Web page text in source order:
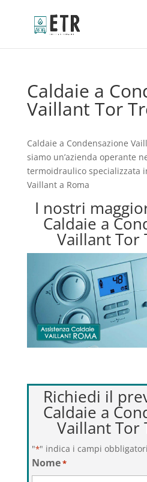
Caldaie a
Vaillant Tor
Caldaie a Condensazione
siamo un’azienda operante
termoidraulico specializzata
Vaillant a Roma
I nostri
Caldaie a
Vaillant Tor
Richiedi il
Caldaie a
Vaillant Tor
"*" indica i campi obbligatori
Nome*